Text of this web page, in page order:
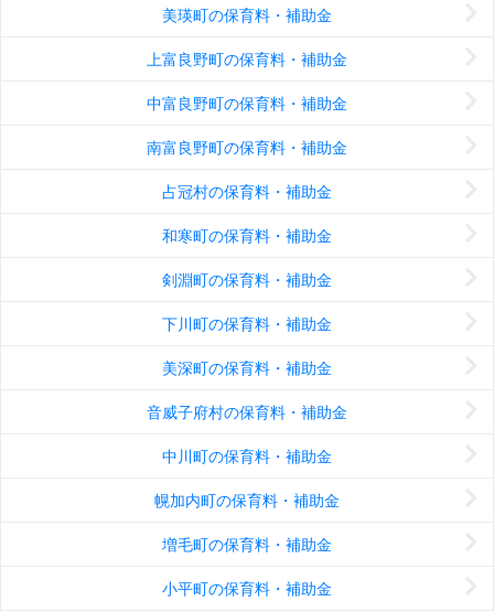
美瑛町の保育料・補助金
上富良野町の保育料・補助金
中富良野町の保育料・補助金
南富良野町の保育料・補助金
占冠村の保育料・補助金
和寒町の保育料・補助金
剣淵町の保育料・補助金
下川町の保育料・補助金
美深町の保育料・補助金
音威子府村の保育料・補助金
中川町の保育料・補助金
幌加内町の保育料・補助金
増毛町の保育料・補助金
小平町の保育料・補助金